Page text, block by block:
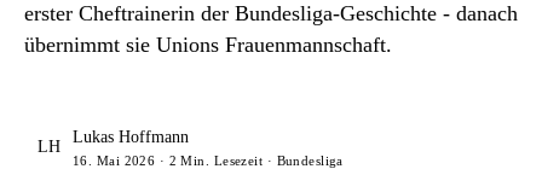
erster Cheftrainerin der Bundesliga-Geschichte - danach
übernimmt sie Unions Frauenmannschaft.
LH
Lukas Hoffmann
16. Mai 2026 · 2 Min. Lesezeit · Bundesliga